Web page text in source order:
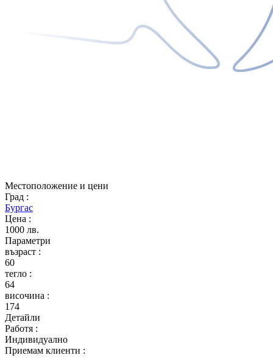
Местоположение и цени
Град :
Бургас
Цена :
1000 лв.
Параметри
възраст :
60
тегло :
64
височина :
174
Детайли
Работя :
Индивидуално
Приемам клиенти :